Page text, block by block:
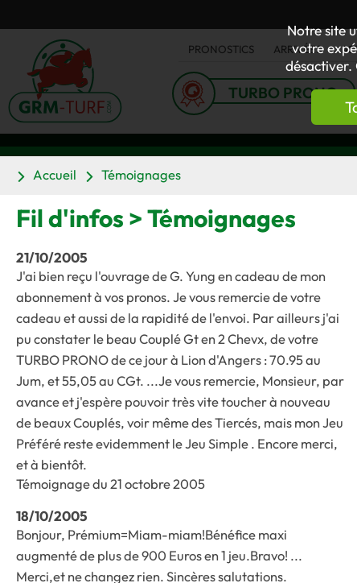
Notre site
votre
désactiver.
PRONOSTICS ARRIVÉES
TURBO PRONO
Accueil Témoignages
Fil d'infos > Témoignages
21/10/2005
J'ai bien reçu l'ouvrage de G. Yung en cadeau de mon
abonnement à vos pronos. Je vous remercie de votre
cadeau et aussi de la rapidité de l'envoi. Par ailleurs j'ai
pu constater le beau Couplé Gt en 2 Chevx, de votre
TURBO PRONO de ce jour à Lion d'Angers : 70.95 au
Jum, et 55,05 au CGt. ...Je vous remercie, Monsieur, par
avance et j'espère pouvoir très vite toucher à nouveau
de beaux Couplés, voir même des Tiercés, mais mon Jeu
Préféré reste evidemment le Jeu Simple . Encore merci,
et à bientôt.
Témoignage du 21 octobre 2005
18/10/2005
Bonjour, Prémium=Miam-miam!Bénéfice maxi
augmenté de plus de 900 Euros en 1 jeu.Bravo! ...
Merci,et ne changez rien. Sincères salutations.